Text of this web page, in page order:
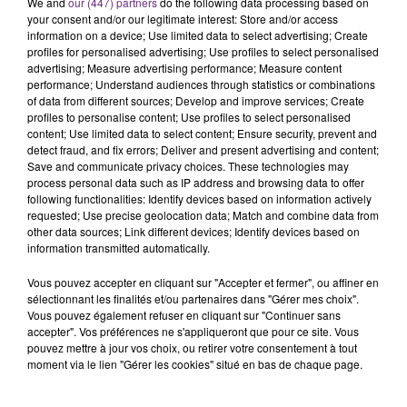
LA CENTRALE NUCLÉAIRE DE CHOOZ
TOUJOURS À L'ARRÊT
Cela fait déjà une semaine que la centrale
nucléaire ardennaise est à l'arrêt. Une situation
justifiée par la sécheresse intense qui est toujours
présente.
LE MAGASIN JOUÉCLUB DE REIMS FERME
your consent and/or our legitimate interest: Store and/or access
information on a device; Use limited data to select advertising; Create
profiles for personalised advertising; Use profiles to select personalised
advertising; Measure advertising performance; Measure content
performance; Understand audiences through statistics or combinations
of data from different sources; Develop and improve services; Create
profiles to personalise content; Use profiles to select personalised
content; Use limited data to select content; Ensure security, prevent and
detect fraud, and fix errors; Deliver and present advertising and content;
Save and communicate privacy choices. These technologies may
process personal data such as IP address and browsing data to offer
following functionalities: Identify devices based on information actively
requested; Use precise geolocation data; Match and combine data from
other data sources; Link different devices; Identify devices based on
information transmitted automatically.
Vous pouvez accepter en cliquant sur "Accepter et fermer", ou affiner en
sélectionnant les finalités et/ou partenaires dans "Gérer mes choix".
Vous pouvez également refuser en cliquant sur "Continuer sans
accepter". Vos préférences ne s'appliqueront que pour ce site. Vous
pouvez mettre à jour vos choix, ou retirer votre consentement à tout
moment via le lien "Gérer les cookies" situé en bas de chaque page.